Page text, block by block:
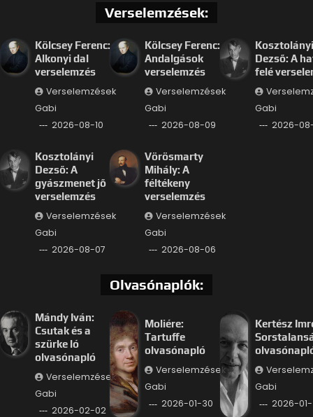
Verselemzések:
Kölcsey Ferenc:
Alkonyi dal
verselemzés
Verselemzések
Gabi
2026-08-10
Kölcsey Ferenc:
Andalgások
verselemzés
Verselemzések
Gabi
2026-08-09
Kosztolányi
Dezső: A
felé
Gabi
2026-
Kosztolányi
Dezső: A
gyászmenet jő
verselemzés
Verselemzések
Gabi
2026-08-07
Vörösmarty
Mihály: A
féltékeny
verselemzés
Verselemzések
Gabi
2026-08-06
Olvasónaplók:
Mándy Iván:
Csutak és a
szürke ló
olvasónapló
Verselemzések
Gabi
2026-02-02
Moliére:
Tartuffe
olvasónapló
Verselemzések
Gabi
2026-01-30
Kertész
Gabi
2026-